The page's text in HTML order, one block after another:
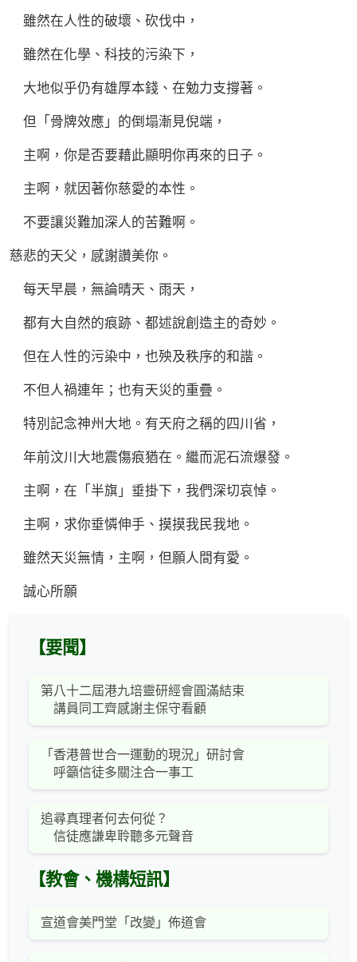
雖然在人性的破壞、砍伐中，
雖然在化學、科技的污染下，
大地似乎仍有雄厚本錢、在勉力支撐著。
但「骨牌效應」的倒塌漸見倪端，
主啊，你是否要藉此顯明你再來的日子。
主啊，就因著你慈愛的本性。
不要讓災難加深人的苦難啊。
慈悲的天父，感謝讚美你。
每天早晨，無論晴天、雨天，
都有大自然的痕跡、都述說創造主的奇妙。
但在人性的污染中，也殃及秩序的和諧。
不但人禍連年；也有天災的重疊。
特別記念神州大地。有天府之稱的四川省，
年前汶川大地震傷痕猶在。繼而泥石流爆發。
主啊，在「半旗」垂掛下，我們深切哀悼。
主啊，求你垂憐伸手、摸摸我民我地。
雖然天災無情，主啊，但願人間有愛。
誠心所願
【要聞】
第八十二屆港九培靈研經會圓滿結束
講員同工齊感謝主保守看顧
「香港普世合一運動的現況」研討會
呼籲信徒多關注合一事工
追尋真理者何去何從？
信徒應謙卑聆聽多元聲音
【教會、機構短訊】
宣道會美門堂「改變」佈道會